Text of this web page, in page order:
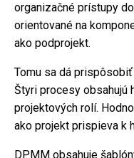
organizačné prístupy
orientované na
ako podprojekt.
Tomu sa dá
Štyri procesy obsahujú
projektových rolí.
ako projekt prispieva k
DPMM obsahuje